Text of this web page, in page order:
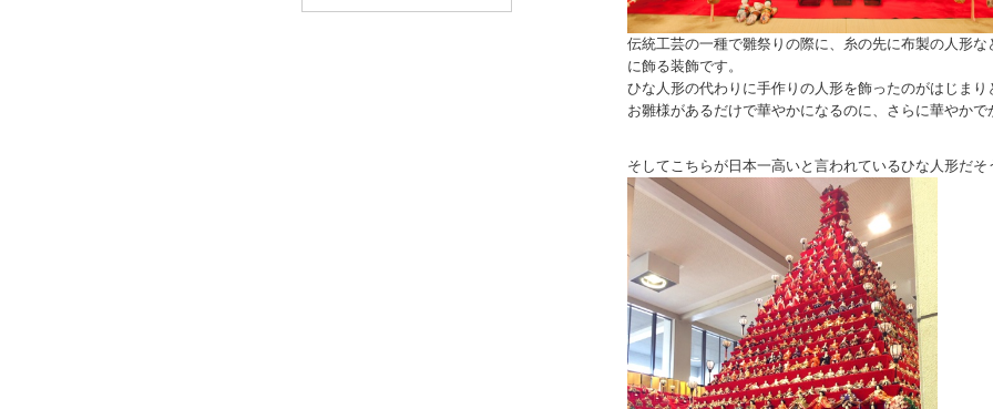
伝統工芸の一種で雛祭りの際に、糸の先に布製の人形
に飾る装飾です。
ひな人形の代わりに手作りの人形を飾ったのがはじま
お雛様があるだけで華やかになるのに、さらに華やか
そしてこちらが日本一高いと言われているひな人形だそ